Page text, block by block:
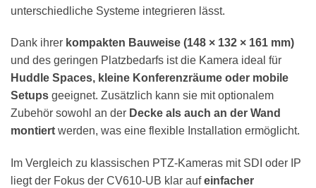
unterschiedliche Systeme integrieren lässt.
Dank ihrer kompakten Bauweise (148 × 132 × 161 mm)
und des geringen Platzbedarfs ist die Kamera ideal für
Huddle Spaces, kleine Konferenzräume oder mobile
Setups geeignet. Zusätzlich kann sie mit optionalem
Zubehör sowohl an der Decke als auch an der Wand
montiert werden, was eine flexible Installation ermöglicht.
Im Vergleich zu klassischen PTZ-Kameras mit SDI oder IP
liegt der Fokus der CV610-UB klar aufeinfacher